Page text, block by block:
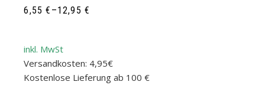
6,55€ –12,95 €
PREISSPANNE:
inkl. MwSt
Versandkosten: 4,95€
Kostenlose Lieferung ab 100 €